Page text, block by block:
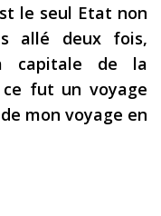
le seul Etat non
allé deux fois,
capitale de la
fut un voyage
mon voyage en